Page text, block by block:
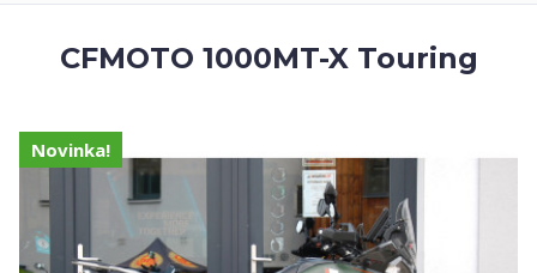
CFMOTO 1000MT-X Touring
Novinka!